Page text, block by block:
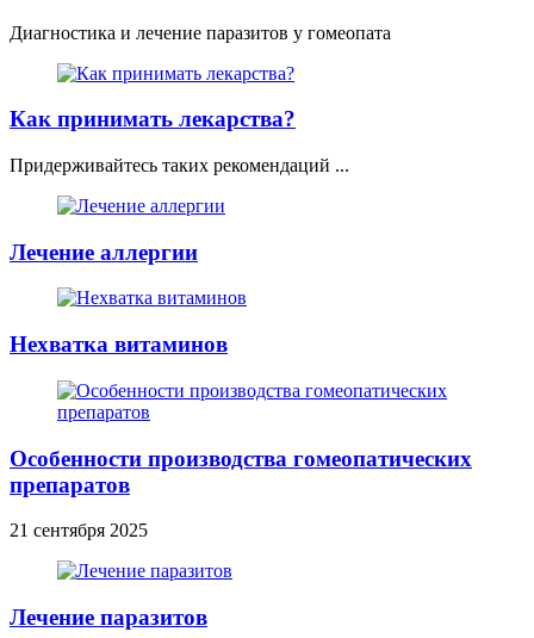
Диагностика и лечение паразитов у гомеопата
Как принимать лекарства?
Придерживайтесь таких рекомендаций ...
Лечение аллергии
Нехватка витаминов
Особенности производства гомеопатических
препаратов
21 сентября 2025
Лечение паразитов